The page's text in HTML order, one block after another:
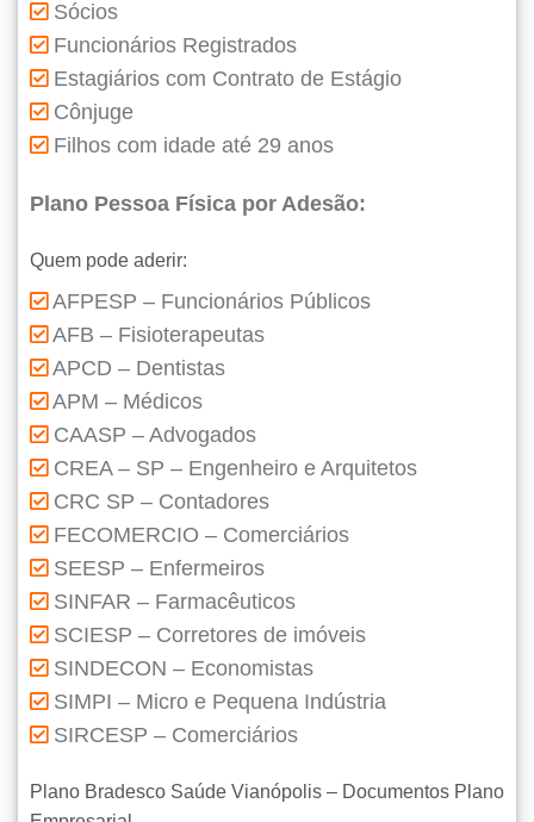
Sócios
Funcionários Registrados
Estagiários com Contrato de Estágio
Cônjuge
Filhos com idade até 29 anos
Plano Pessoa Física por Adesão:
Quem pode aderir:
AFPESP – Funcionários Públicos
AFB – Fisioterapeutas
APCD – Dentistas
APM – Médicos
CAASP – Advogados
CREA – SP – Engenheiro e Arquitetos
CRC SP – Contadores
FECOMERCIO – Comerciários
SEESP – Enfermeiros
SINFAR – Farmacêuticos
SCIESP – Corretores de imóveis
SINDECON – Economistas
SIMPI – Micro e Pequena Indústria
SIRCESP – Comerciários
Plano Bradesco Saúde Vianópolis – Documentos Plano